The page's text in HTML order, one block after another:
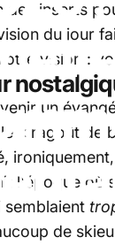
des inserts
du jour
vision :
un
« ragoût de
l'époque où
semblaient
de